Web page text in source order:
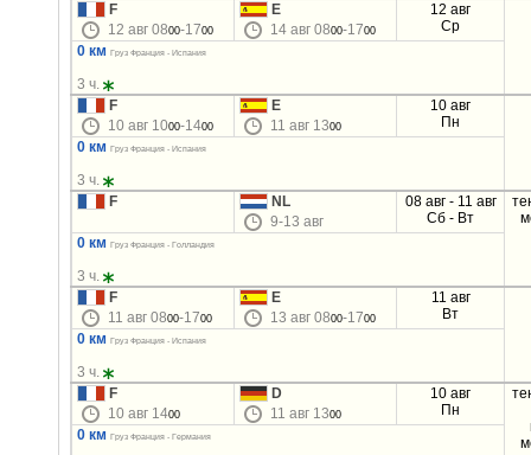
F
12 авг 0800-1700
E
14 авг 0800-1700
12 авг
Ср
0 км
Груз Франция - Испания
3 ч.
F
10 авг 1000-1400
E
11 авг 1300
10 авг
Пн
0 км
Груз Франция - Испания
3 ч.
F
NL
9-13 авг
08 авг - 11 авг
Сб - Вт
0 км
Груз Франция - Голландия
3 ч.
F
11 авг 0800-1700
E
13 авг 0800-1700
11 авг
Вт
0 км
Груз Франция - Испания
3 ч.
F
10 авг 1400
D
11 авг 1300
10 авг
Пн
0 км Груз Франция - Германия